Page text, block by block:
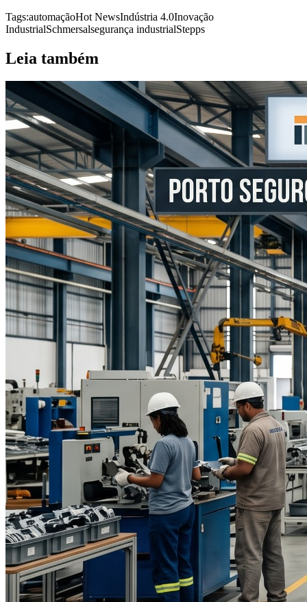
Tags:automaçãoHot NewsIndústria 4.0Inovação
IndustrialSchmersalsegurança industrialStepps
Leia também